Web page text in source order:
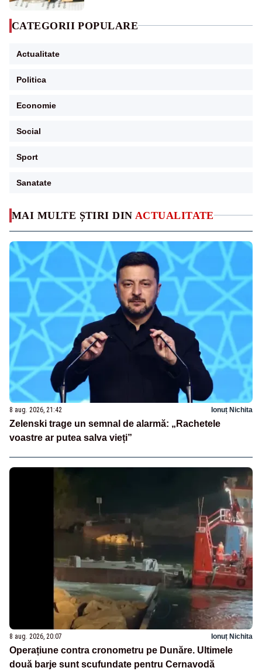
MAI MULTE ȘTIRI DIN ACTUALITATE
8 aug. 2026, 21:42 Ionuț Nichita
Zelenski trage un semnal de alarmă: „Rachetele
voastre ar putea salva vieți”
8 aug. 2026, 20:07 Ionuț Nichita
Operațiune contra cronometru pe Dunăre. Ultimele
două barje sunt scufundate pentru Cernavodă
CATEGORII POPULARE
Actualitate
Politica
Economie
Social
Sport
Sanatate